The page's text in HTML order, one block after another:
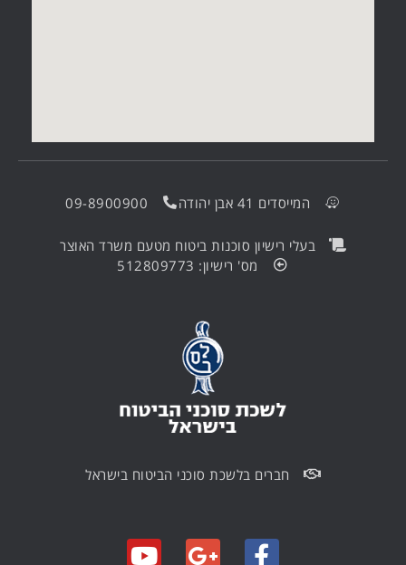
המייסדים 41 אבן יהודה 09-8900900
בעלי רישיון סוכנות ביטוח מטעם משרד האוצר
מס' רישיון: 512809773
חברים בלשכת סוכני הביטוח בישראל